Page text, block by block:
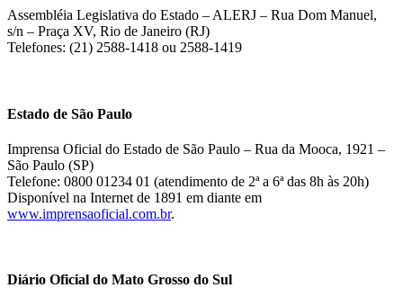
Assembléia Legislativa do Estado – ALERJ – Rua Dom Manuel,
s/n – Praça XV, Rio de Janeiro (RJ)
Telefones: (21) 2588-1418 ou 2588-1419
Estado de São Paulo
Imprensa Oficial do Estado de São Paulo – Rua da Mooca, 1921 –
São Paulo (SP)
Telefone: 0800 01234 01 (atendimento de 2ª a 6ª das 8h às 20h)
Disponível na Internet de 1891 em diante em
www.imprensaoficial.com.br.
Diário Oficial do Mato Grosso do Sul